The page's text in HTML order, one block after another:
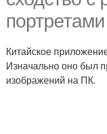
Китайское
Изначально оно был
изображений на ПК.